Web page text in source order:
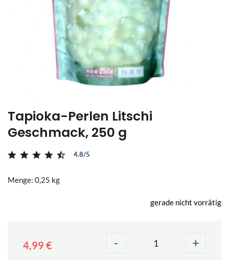
Tapioka-Perlen Litschi
Geschmack, 250 g
4.8/5
Menge: 0,25 kg
gerade nicht vorrätig
4,99 € - +